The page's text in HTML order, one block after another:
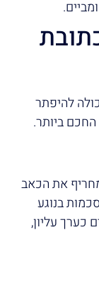
להיפתר
ביותר.
את הכאב
בנוגע
כערך עליון,